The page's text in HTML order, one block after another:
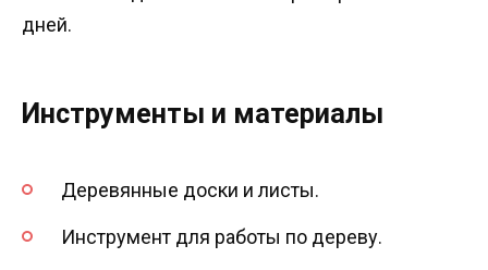
дней.
Инструменты и материалы
Деревянные доски и листы.
Инструмент для работы по дереву.